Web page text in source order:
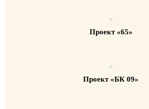
Проект «65»
Проект «БК 09»